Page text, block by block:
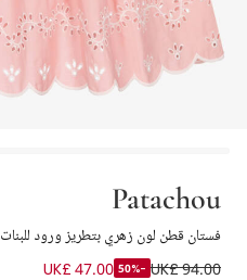
Patachou
فستان قطن لون زهري بتطريز ورود للبنات
UK£ 94.00
-50%
UK£ 47.00